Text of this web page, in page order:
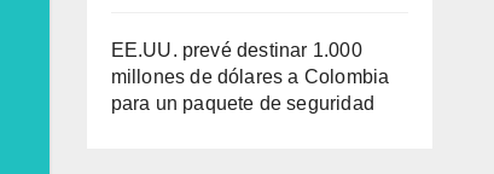
EE.UU. prevé destinar 1.000
millones de dólares a Colombia
para un paquete de seguridad